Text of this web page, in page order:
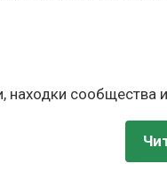
находки сообщества